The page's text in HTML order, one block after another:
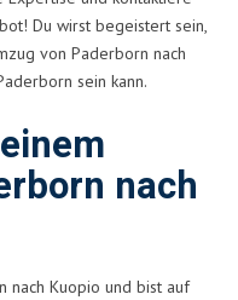
Du wirst begeistert sein,
von Paderborn nach
sein kann.
nach
nach Kuopio und bist auf